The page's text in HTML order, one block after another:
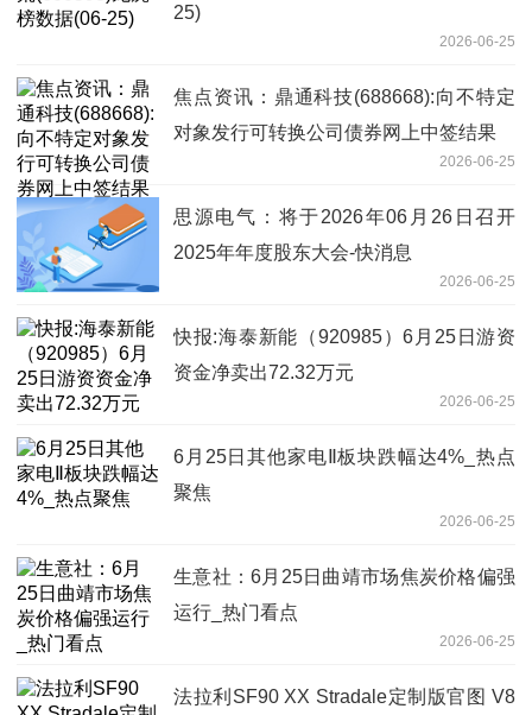
25)
2026-06-25
焦点资讯：鼎通科技(688668):向不特定
对象发行可转换公司债券网上中签结果
2026-06-25
思源电气：将于2026年06月26日召开
2025年年度股东大会-快消息
2026-06-25
快报:海泰新能（920985）6月25日游资
资金净卖出72.32万元
2026-06-25
6月25日其他家电Ⅱ板块跌幅达4%_热点
聚焦
2026-06-25
生意社：6月25日曲靖市场焦炭价格偏强
运行_热门看点
2026-06-25
法拉利SF90 XX Stradale定制版官图 V8